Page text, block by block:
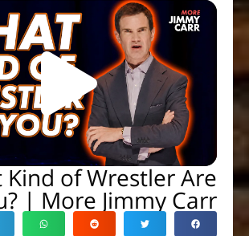
Kind of Wrestler Are
| More Jimmy Carr